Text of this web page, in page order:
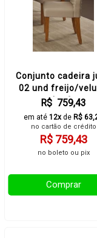
Conjunto cadeira
02 und freijo/
kraft
R$ 759,43
em até 12xde R$
no cartão de crédito
R$ 759,43
no boleto ou pix
Comprar